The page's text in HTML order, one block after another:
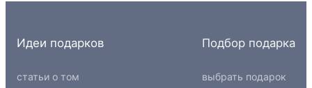
Идеи подарков
статьи о том
Подбор подарка
выбрать подарок